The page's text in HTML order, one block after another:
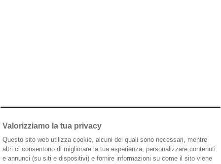
Valorizziamo la tua privacy
Questo sito web utilizza cookie, alcuni dei quali sono necessari, mentre
altri ci consentono di migliorare la tua esperienza, personalizzare contenuti
e annunci (su siti e dispositivi) e fornire informazioni su come il sito viene